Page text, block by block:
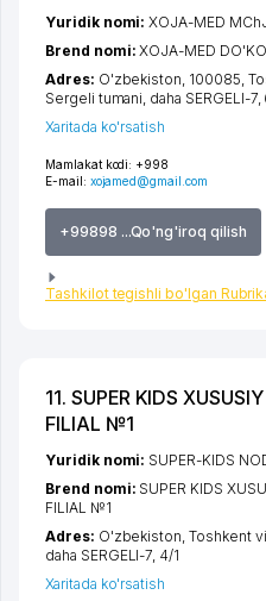
Mamlakat kodi: +998
E-mail: xojamed@gmail.com
+99898 ...Qo'ng'iroq qilish
Tashkilot tegishli bo'lgan
Yuridik nomi:XOJA-MED
Brend nomi:XOJA-MED
Adres: O'zbekiston, 100085,
Sergeli tumani daha SERGELI-7,
Xaritada ko'rsatish
11. SUPER KIDS
FILIAL №1
Yuridik nomi: SUPER-KIDS
Brend nomi: SUPER KIDS
FILIAL №1
Adres: O'zbekiston,Toshkent
daha SERGELI-7, 4/1
Xaritada ko'rsatish